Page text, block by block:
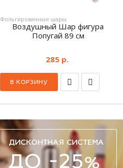
Фольгированные шары
Воздушный Шар фигура
Попугай 89 см
285 р.
В КОРЗИНУ